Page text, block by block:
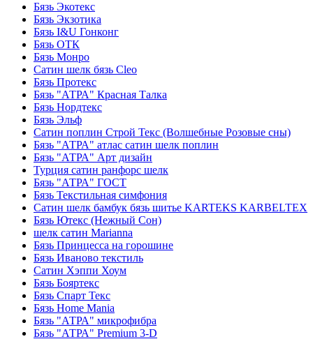
Бязь Экотекс
Бязь Экзотика
Бязь I&U Гонконг
Бязь ОТК
Бязь Монро
Сатин шелк бязь Cleo
Бязь Протекс
Бязь "АТРА" Красная Талка
Бязь Нордтекс
Бязь Эльф
Сатин поплин Строй Текс (Волшебные Розовые сны)
Бязь "АТРА" атлас сатин шелк поплин
Бязь "АТРА" Арт дизайн
Турция сатин ранфорс шелк
Бязь "АТРА" ГОСТ
Бязь Текстильная симфония
Сатин шелк бамбук бязь шитье KARTEKS KARBELTEX
Бязь Ютекс (Нежный Сон)
шелк сатин Marianna
Бязь Принцесса на горошине
Бязь Иваново текстиль
Сатин Хэппи Хоум
Бязь Бояртекс
Бязь Спарт Текс
Бязь Home Mania
Бязь "АТРА" микрофибра
Бязь "АТРА" Premium 3-D